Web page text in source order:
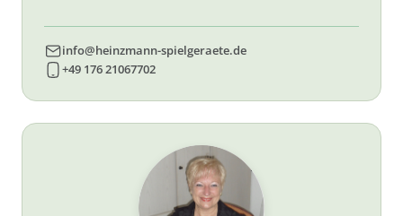
info@heinzmann-spielgeraete.de
+49 176 21067702